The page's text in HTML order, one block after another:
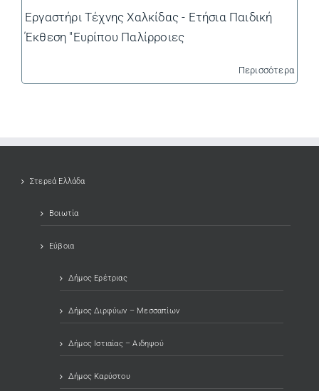
Εργαστήρι Τέχνης Χαλκίδας - Ετήσια Παιδική
Έκθεση "Ευρίπου Παλίρροιες
Περισσότερα
Στερεά Ελλάδα
Βοιωτία
Εύβοια
Δήμος Ερέτριας
Δήμος Διρφύων – Μεσσαπίων
Δήμος Ιστιαίας – Αιδηψού
Δήμος Καρύστου